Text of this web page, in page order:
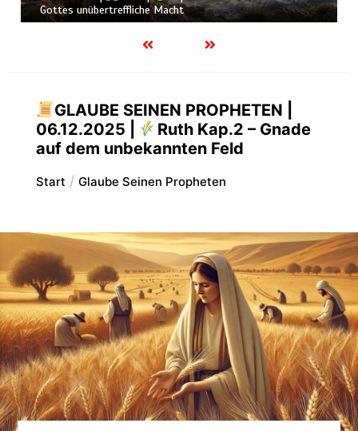
allmächtigen Gott
GLAUBE SEINEN PROPHETEN |
06.12.2025 |
Ruth Kap.2 – Gnade
auf dem unbekannten Feld
Start Glaube Seinen Propheten